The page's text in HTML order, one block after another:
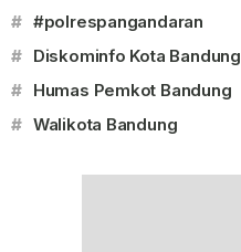
# #polrespangandaran
# Diskominfo Kota Bandung
# Humas Pemkot Bandung
# Walikota Bandung